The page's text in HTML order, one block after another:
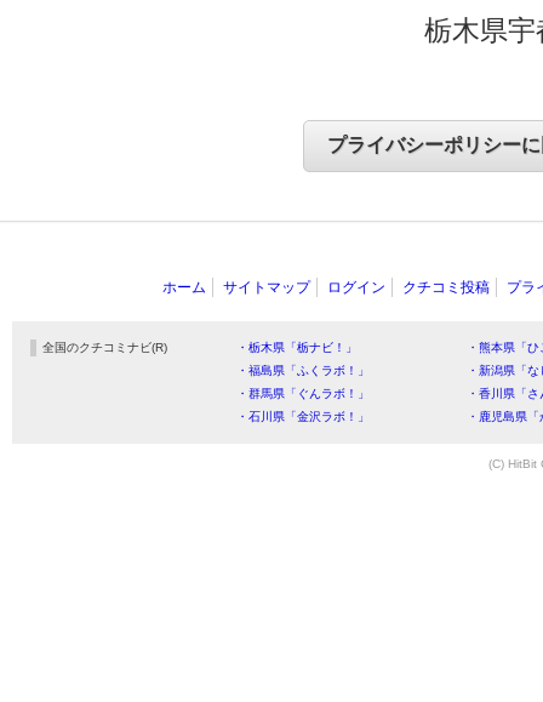
栃木県
ホーム サイトマップ ログイン クチコミ投稿 プラ
全国のクチコミナビ(R) ・栃木県「栃ナビ！」
・熊本県「
・福島県「ふくラボ！」
・新潟県「
・群馬県「ぐんラボ！」
・香川県「
・石川県「金沢ラボ！」
・鹿児島県
(C) HitBit